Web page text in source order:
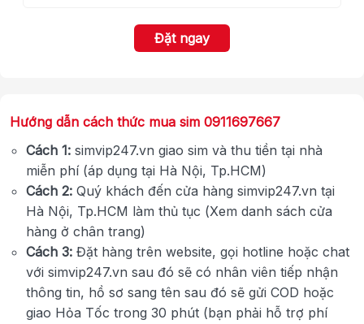
Đặt ngay
Hướng dẫn cách thức mua sim 0911697667
Cách 1: simvip247.vn giao sim và thu tiền tại nhà
miễn phí (áp dụng tại Hà Nội, Tp.HCM)
Cách 2: Quý khách đến cửa hàng simvip247.vn tại
Hà Nội, Tp.HCM làm thủ tục (Xem danh sách cửa
hàng ở chân trang)
Cách 3: Đặt hàng trên website, gọi hotline hoặc chat
với simvip247.vn sau đó sẽ có nhân viên tiếp nhận
thông tin, hồ sơ sang tên sau đó sẽ gửi COD hoặc
giao Hỏa Tốc trong 30 phút (bạn phải hỗ trợ phí